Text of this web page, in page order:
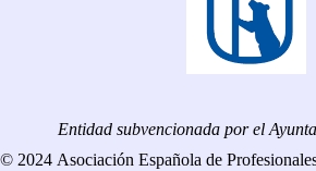
Entidad subvencionada por el
© 2024 Asociación Española de